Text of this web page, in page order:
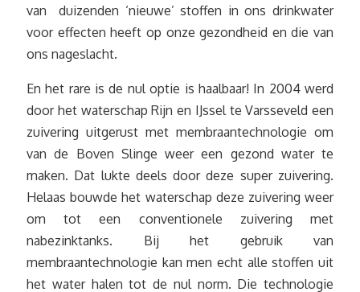
van duizenden ‘nieuwe’ stoffen in ons drinkwater
voor effecten heeft op onze gezondheid en die van
ons nageslacht.
En het rare is de nul optie is haalbaar! In 2004 werd
door het waterschap Rijn en IJssel te Varsseveld een
zuivering uitgerust met membraantechnologie om
van de Boven Slinge weer een gezond water te
maken. Dat lukte deels door deze super zuivering.
Helaas bouwde het waterschap deze zuivering weer
om tot een conventionele zuivering met
nabezinktanks. Bij het gebruik van
membraantechnologie kan men echt alle stoffen uit
het water halen tot de nul norm. Die technologie